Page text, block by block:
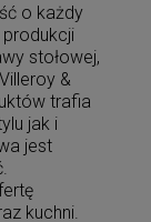
o każdy
stołowej,
&
trafia
jak i
jest
kuchni.